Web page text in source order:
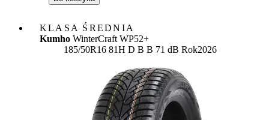
KLASA ŚREDNIA
Kumho WinterCraft WP52+
185/50R16 81H Etykieta:
D B B 71 dB Rok2026